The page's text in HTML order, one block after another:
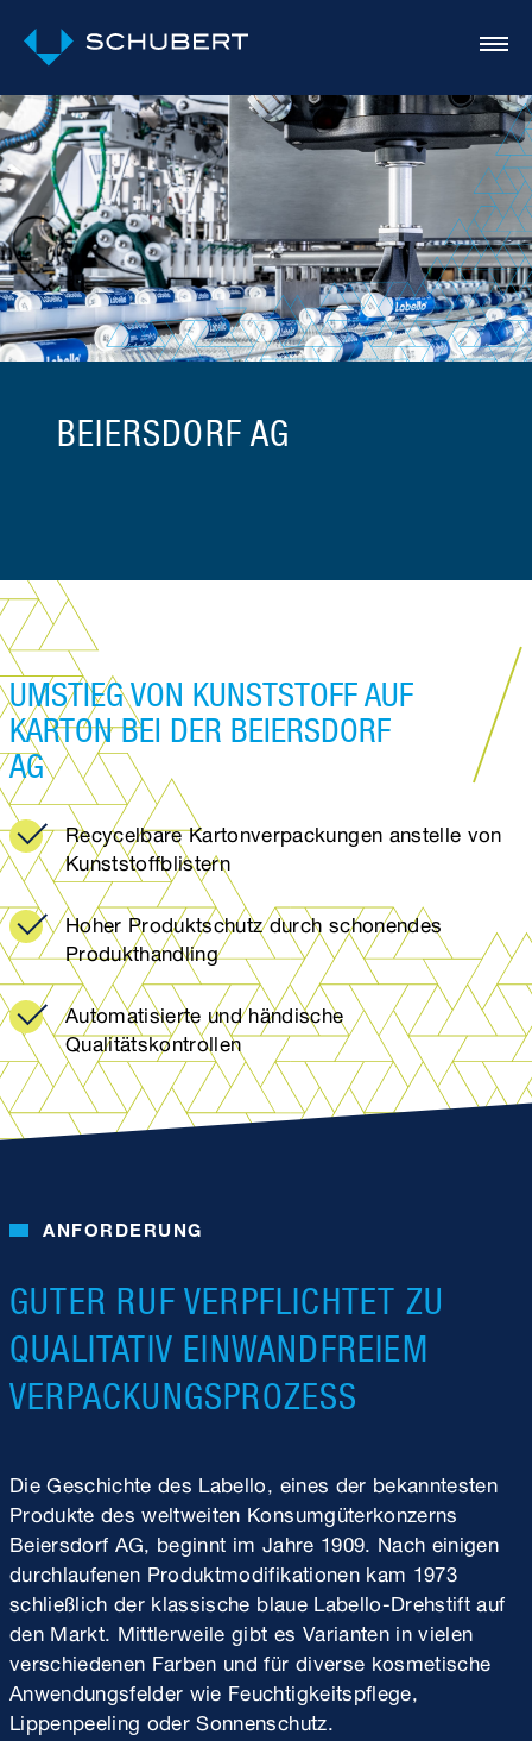
BEIERSDORF AG
UMSTIEG VON KUNSTSTOFF AUF
KARTON BEI DER BEIERSDORF
AG
Recycelbare Kartonverpackungen anstelle von
Kunststoffblistern
Hoher Produktschutz durch schonendes
Produkthandling
Automatisierte und händische
Qualitätskontrollen
ANFORDERUNG
GUTER RUF VERPFLICHTET ZU
QUALITATIV EINWANDFREIEM
VERPACKUNGSPROZESS
Die Geschichte des Labello, eines der bekanntesten
Produkte des weltweiten Konsumgüterkonzerns
Beiersdorf AG, beginnt im Jahre 1909. Nach einigen
durchlaufenen Produktmodifikationen kam 1973
schließlich der klassische blaue Labello-Drehstift auf
den Markt. Mittlerweile gibt es Varianten in vielen
verschiedenen Farben und für diverse kosmetische
Anwendungsfelder wie Feuchtigkeitspflege,
Lippenpeeling oder Sonnenschutz.